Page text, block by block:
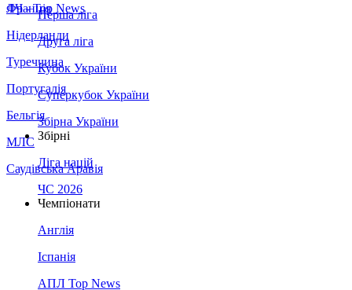
Франція
Нідерланди
Туреччина
Португалія
Бельгія
МЛС
Саудівська Аравія
ЛЧ - Top News
Перша ліга
Друга ліга
Кубок України
Суперкубок України
Збірна України
Збірні
Ліга націй
ЧС 2026
Чемпіонати
Англія
Іспанія
АПЛ Top News